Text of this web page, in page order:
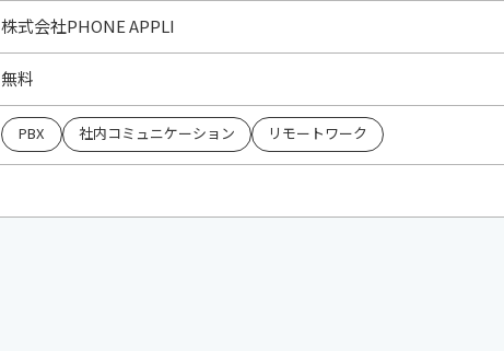
株式会社PHONE APPLI
無料
PBX 社内コミュニケーション リモートワーク